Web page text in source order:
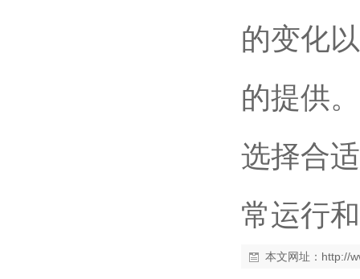
的变化
的提供
选择合
常运行
本文网址： http://